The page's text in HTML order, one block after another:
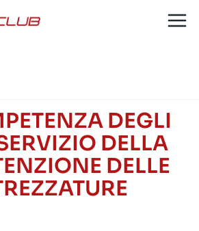
DEGLI
DELLA
DELLE